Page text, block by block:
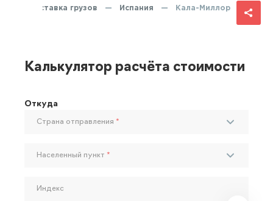
доставка грузов — Испания — Кала-Миллор
Калькулятор расчёта стоимости
Откуда
Страна отправления *
Населенный пункт *
Индекс